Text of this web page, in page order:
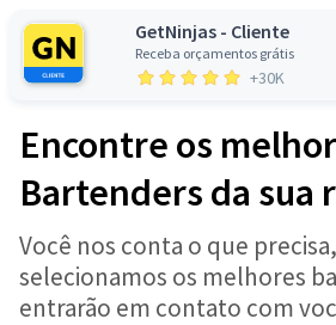
GetNinjas - Cliente
Receba orçamentos grátis
+30K
Encontre os
Bartenders da sua
Você nos conta o que
selecionamos os melhores
entrarão em contato com